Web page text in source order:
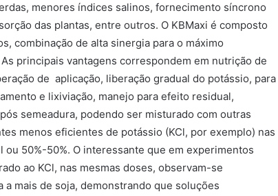
menores índices salinos, fornecimento síncrono
das plantas, entre outros. O KBMaxi é composto
combinação de alta sinergia para o máximo
principais vantagens correspondem em nutrição de
de aplicação, liberação gradual do potássio, para
e lixiviação, manejo para efeito residual,
semeadura, podendo ser misturado com outras
menos eficientes de potássio (KCl, por exemplo) nas
ou 50%-50%. O interessante que em experimentos
ao KCl, nas mesmas doses, observam-se
mais de soja, demonstrando que soluções